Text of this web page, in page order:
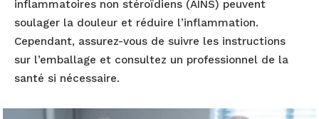
inflammatoires non stéroïdiens (AINS) peuvent
soulager la douleur et réduire l’inflammation.
Cependant, assurez-vous de suivre les instructions
sur l’emballage et consultez un professionnel de la
santé si nécessaire.